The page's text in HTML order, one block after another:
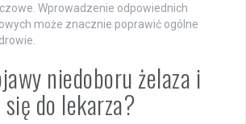
Wprowadzenie odpowiednich
może znacznie poprawić ogólne
niedoboru żelaza i
do lekarza?